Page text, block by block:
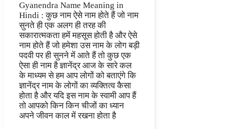
Gyanendra Name Meaning in
Hindi : कुछ नाम ऐसे नाम होते हैं जो नाम
सुनते ही एक अलग ही तरह की
सकारात्मकता हमें महसूस होती है और ऐसे
नाम होते हैं जो हमेशा उस नाम के लोग बड़ी
पदवी पर ही सुनने में आते हैं तो कुछ एक
ऐसा ही नाम है ज्ञानेंद्र आज के सारे कल
के माध्यम से हम आप लोगों को बताएंगे कि
ज्ञानेंद्र नाम के लोगों का व्यक्तित्व कैसा
होता है और यदि इस नाम के स्वामी आप हैं
तो आपको किन किन चीजों का ध्यान
अपने जीवन काल में रखना होता है